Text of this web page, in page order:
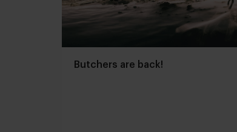
Butchers are back!